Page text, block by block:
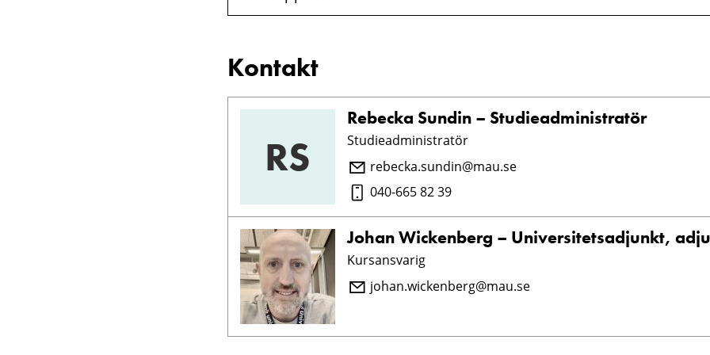
Kontakt
RS
Rebecka Sundin – Studieadministratör
Studieadministratör
rebecka.sundin@mau.se
040-665 82 39
Johan Wickenberg – Universitetsadjunkt,
Kursansvarig
johan.wickenberg@mau.se